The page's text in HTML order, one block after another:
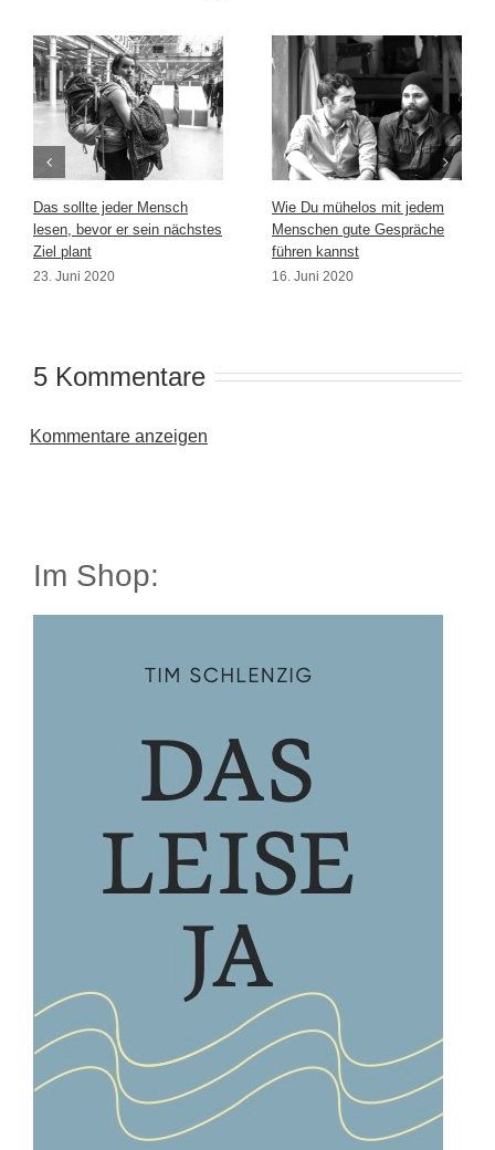
Das sollte jeder Mensch
lesen, bevor er sein nächstes
Ziel plant
23. Juni 2020
Wie Du mühelos mit jedem
Menschen gute Gespräche
führen kannst
16. Juni 2020
5 Kommentare
Kommentare anzeigen
Im Shop: